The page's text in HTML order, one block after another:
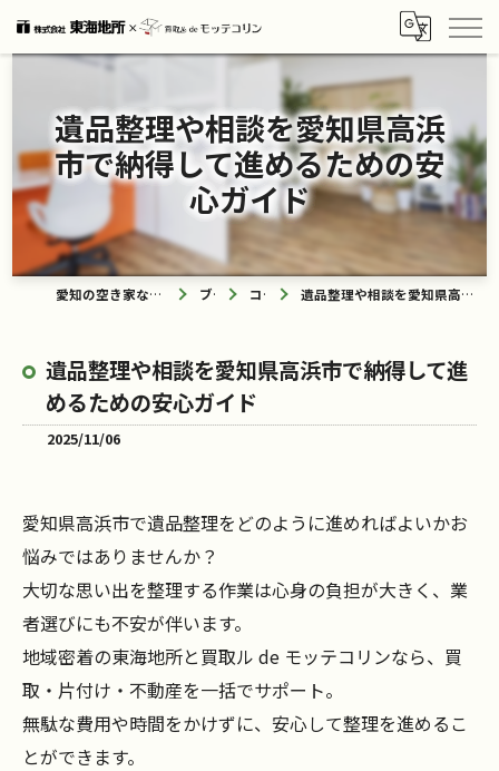
遺品整理や相談を愛知県高浜
市で納得して進めるための安
心ガイド
愛知の空き家なら買取ル de モッテコリン ブログ コラム 遺品整理や相談を愛知県高浜市で納得して進めるための安心ガイド
遺品整理や相談を愛知県高浜市で納得して進
めるための安心ガイド
2025/11/06
愛知県高浜市で遺品整理をどのように進めればよいかお
悩みではありませんか？
大切な思い出を整理する作業は心身の負担が大きく、業
者選びにも不安が伴います。
地域密着の東海地所と買取ル de モッテコリンなら、買
取・片付け・不動産を一括でサポート。
無駄な費用や時間をかけずに、安心して整理を進めるこ
とができます。